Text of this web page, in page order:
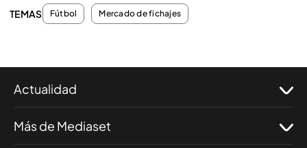
TEMAS Fútbol Mercado de fichajes
Actualidad
Más de Mediaset